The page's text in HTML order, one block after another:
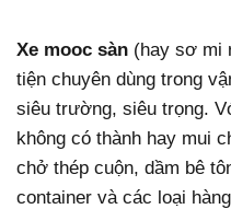
Xe mooc sàn (hay sơ mi
tiện chuyên dùng trong
siêu trường, siêu trọng.
không có thành hay mui
chở thép cuộn, dầm bê
container và các loại